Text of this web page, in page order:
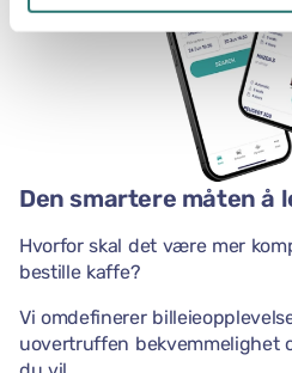
Den smartere måten å
Hvorfor skal det være mer
bestille kaffe?
Vi omdefinerer
uovertruffen bekvemmelighet